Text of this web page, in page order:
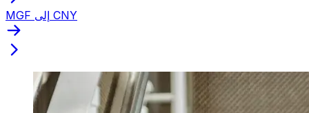
MGF إلى CNY